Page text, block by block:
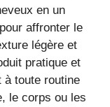
en un
affronter le
légère et
pratique et
à toute routine
le corps ou les